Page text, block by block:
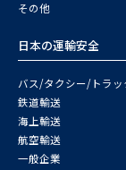
その他
日本の運輸安全
バス/タクシー/トラッ
鉄道輸送
海上輸送
航空輸送
一般企業